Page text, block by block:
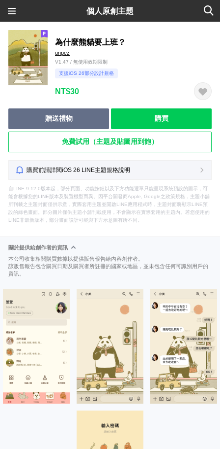
個人原創主題
為什麼熊貓要上班？
unpez
V1.47 / 無使用效期限制
支援iOS 26部分設計規格
NT$30
贈送禮物 購買
免費試用（主題及貼圖用到飽）
購買前請詳閱iOS 26 LINE主題規格說明
自LINE 9.12.0版本起，部分頁面、功能按鈕以及下方功能選單只能呈現系統預設的圖示，可
能會根據您的LINE版本及裝置機型而異。因平台開發商Apple, Google之政策規格，主題小舖
所刊載之主題封面僅供示意，實際套用主題並開啟LINE應用程式時，主題封面將顯示LINE預
設的綠色畫面。部分圖片僅供主題小舖刊載使用，不會顯示在實際套用的主題內。若您使用的
LINE非最新版本，部分畫面設計可能與下方示意圖有所不同。
關於提供給創作者的資訊
本公司收集相關購買數據以提供販售報告給內容創作者。
該販售報告包含購買日期及購買者所註冊的國家或地區，並未包含任何可識別用戶的
資訊。